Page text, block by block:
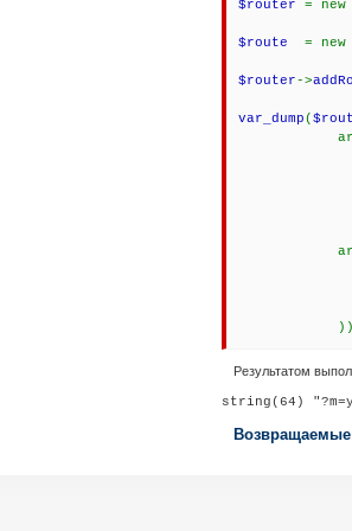
$router = new
$route = new
$router->
var_dump(
Результатом
Возвращаемые